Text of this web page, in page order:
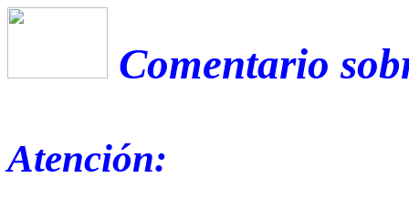
Comentario
Atención: